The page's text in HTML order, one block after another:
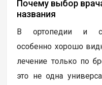
Почему выбор
названия
В ортопедии и
особенно хорошо
лечение только по
это не одна